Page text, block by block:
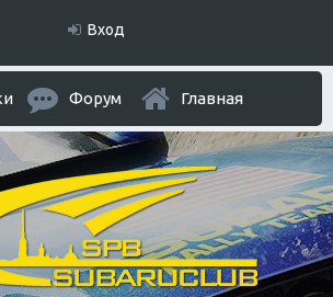
Вход
Форум Главная